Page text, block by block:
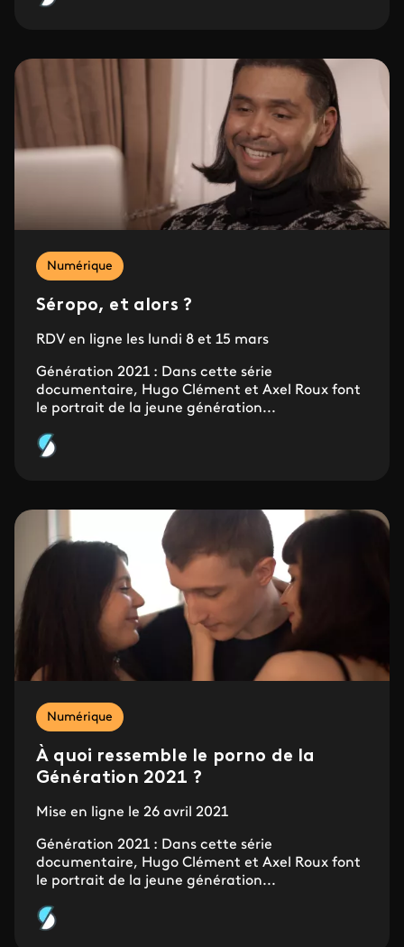
Numérique
Séropo, et alors ?
RDV en ligne les lundi 8 et 15 mars
Génération 2021 : Dans cette série
documentaire, Hugo Clément et Axel Roux font
le portrait de la jeune génération...
Numérique
À quoi ressemble le porno de la
Génération 2021 ?
Mise en ligne le 26 avril 2021
Génération 2021 : Dans cette série
documentaire, Hugo Clément et Axel Roux font
le portrait de la jeune génération...